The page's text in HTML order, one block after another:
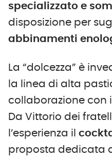
specializzato e
disposizione per
abbinamenti
La “dolcezza” è
la linea di alta
collaborazione con
Da Vittorio dei
l’esperienza il
proposta dedicata